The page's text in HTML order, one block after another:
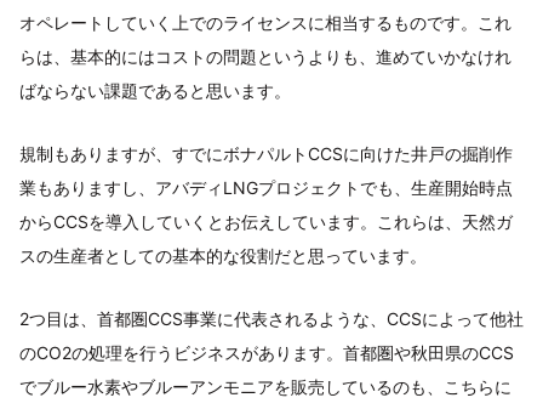
オペレートしていく上でのライセンスに相当するものです。これ
らは、基本的にはコストの問題というよりも、進めていかなけれ
ばならない課題であると思います。
規制もありますが、すでにボナパルトCCSに向けた井戸の掘削作
業もありますし、アバディLNGプロジェクトでも、生産開始時点
からCCSを導入していくとお伝えしています。これらは、天然ガ
スの生産者としての基本的な役割だと思っています。
2つ目は、首都圏CCS事業に代表されるような、CCSによって他社
のCO2の処理を行うビジネスがあります。首都圏や秋田県のCCS
でブルー水素やブルーアンモニアを販売しているのも、こちらに